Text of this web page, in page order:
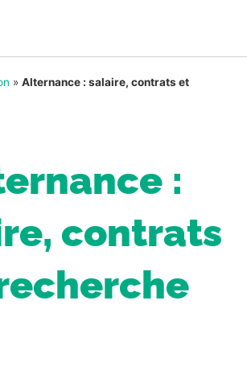
» Alternance : salaire, contrats et
:
contrats